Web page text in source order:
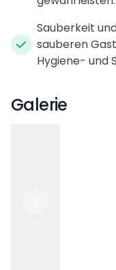
Sauberkeit
sauberen
Hygiene- und
Galerie